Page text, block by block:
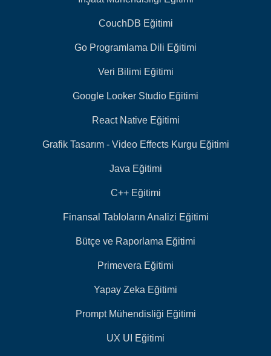
CouchDB Eğitimi
Go Programlama Dili Eğitimi
Veri Bilimi Eğitimi
Google Looker Studio Eğitimi
React Native Eğitimi
Grafik Tasarım - Video Effects Kurgu Eğitimi
Java Eğitimi
C++ Eğitimi
Finansal Tabloların Analizi Eğitimi
Bütçe ve Raporlama Eğitimi
Primevera Eğitimi
Yapay Zeka Eğitimi
Prompt Mühendisliği Eğitimi
UX UI Eğitimi